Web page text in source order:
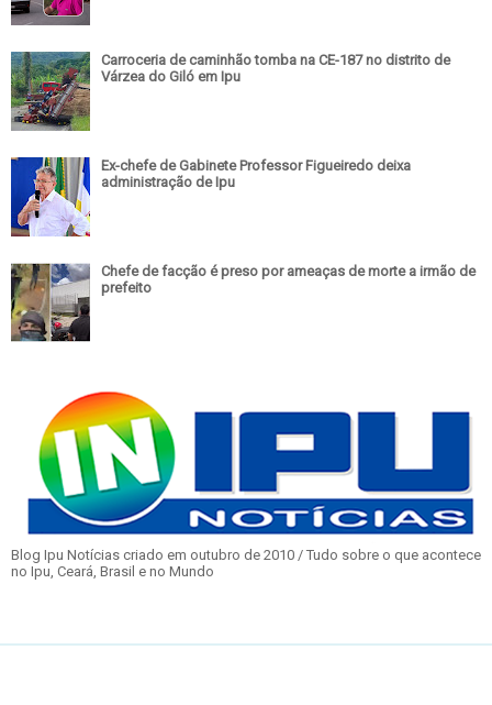
Carroceria de caminhão tomba na CE-187 no distrito de
Várzea do Giló em Ipu
Ex-chefe de Gabinete Professor Figueiredo deixa
administração de Ipu
Chefe de facção é preso por ameaças de morte a irmão de
prefeito
Blog Ipu Notícias criado em outubro de 2010 / Tudo sobre o que acontece
no Ipu, Ceará, Brasil e no Mundo